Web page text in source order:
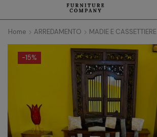
Home ARREDAMENTO MADIE E CASSETTIERE
-15%